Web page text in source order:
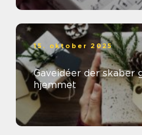
15. oktober 2025
Gaveidéer der skaber
hjemmet